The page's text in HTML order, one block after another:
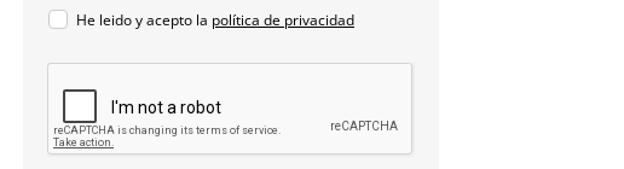
He leido y acepto la política de privacidad